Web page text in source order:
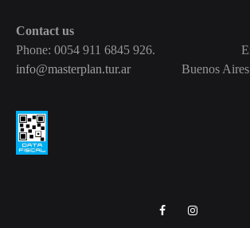
Contact us
Phone: 0054 911 6845 926.
info@masterplan.tur.ar Buenos
FACEBOOK